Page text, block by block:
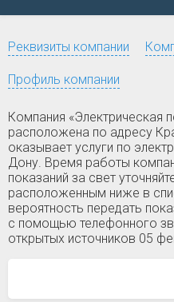
Реквизиты компании
Профиль компании
Компания «Электрическая
расположена по адресу
оказывает услуги по
Дону. Время работы
показаний за свет
расположенным ниже в
вероятность передать
с помощью телефонного
открытых источников 05